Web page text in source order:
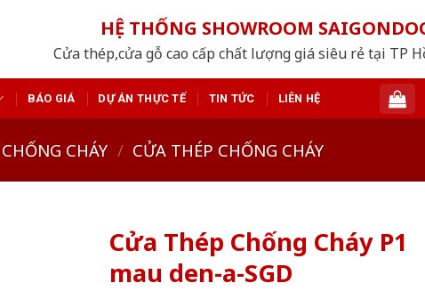
HỆ THỐNG SHOWROOM
Cửa thép,cửa gỗ cao cấp chất lượng giá siêu rẻ tại TP
BÁO GIÁ DỰ ÁN THỰC TẾ TIN TỨC LIÊN HỆ
CHÁY / CỬA THÉP CHỐNG CHÁY
Cửa Thép Chống Cháy P1
mau den-a-SGD